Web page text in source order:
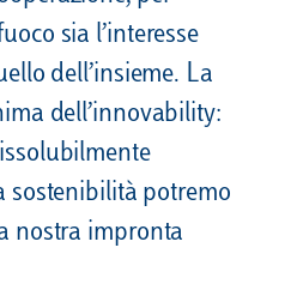
sia l’interesse
dell’insieme. La
dell’innovability:
sostenibilità potremo
nostra impronta